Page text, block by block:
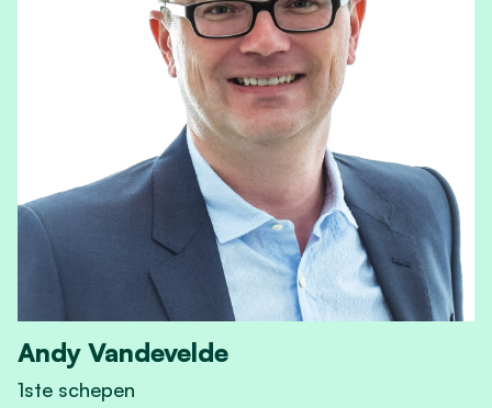
Andy Vandevelde
1ste schepen